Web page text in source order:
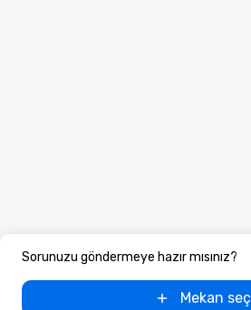
Sorunuzu göndermeye hazır mısınız?
Mekan seç